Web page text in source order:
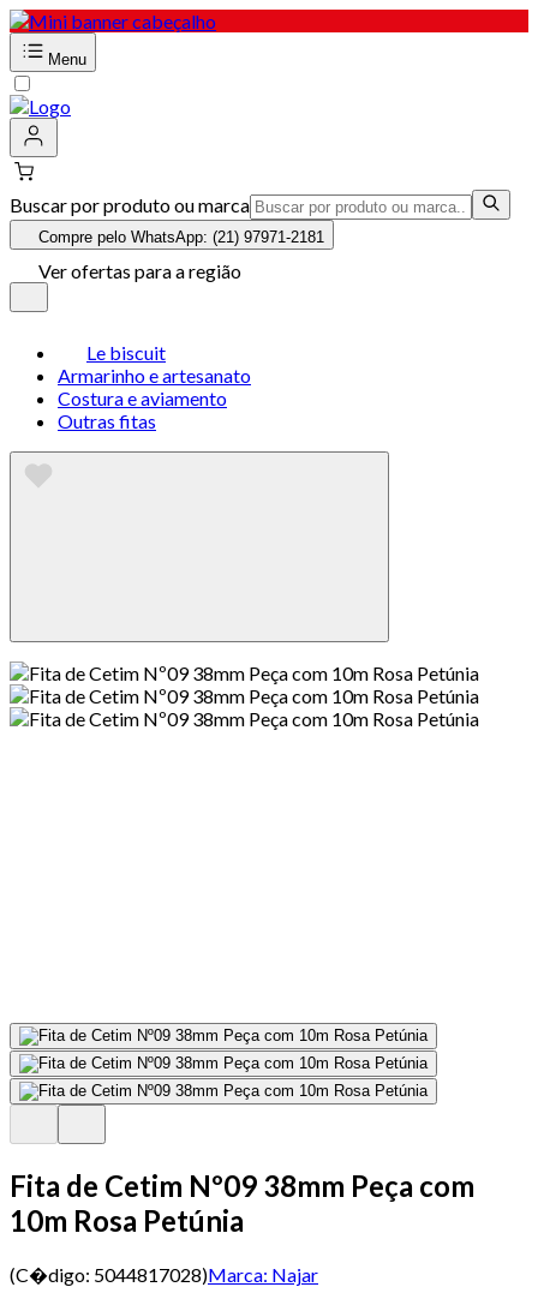
Menu
Buscar por produto ou marca
Compre pelo WhatsApp: (21) 97971-2181
Ver ofertas para a região
Le biscuit
Armarinho e artesanato
Costura e aviamento
Outras fitas
Fita de Cetim Nº09 38mm Peça com
10m Rosa Petúnia
(C�digo: 5044817028)Marca: Najar